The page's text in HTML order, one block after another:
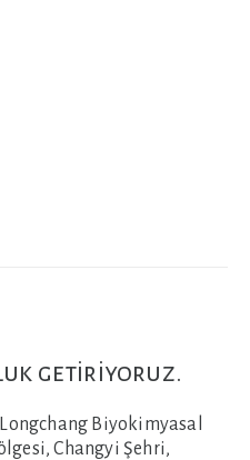
getiriyoruz.
Biyokimyasal
Changyi Şehri,